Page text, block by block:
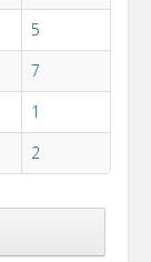
5
7
1
2